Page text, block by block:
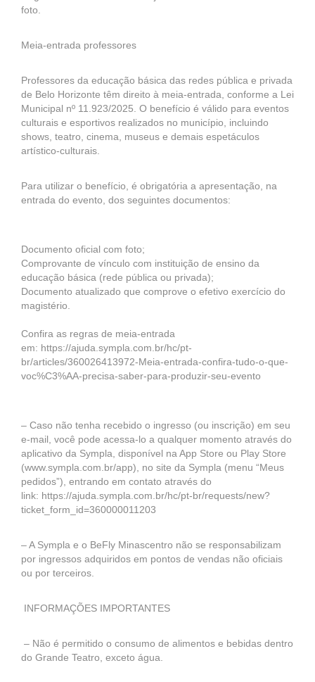
foto.
Meia-entrada professores
Professores da educação básica das redes pública e privada
de Belo Horizonte têm direito à meia-entrada, conforme a Lei
Municipal nº 11.923/2025. O benefício é válido para eventos
culturais e esportivos realizados no município, incluindo
shows, teatro, cinema, museus e demais espetáculos
artístico-culturais.
Para utilizar o benefício, é obrigatória a apresentação, na
entrada do evento, dos seguintes documentos:
Documento oficial com foto;
Comprovante de vínculo com instituição de ensino da
educação básica (rede pública ou privada);
Documento atualizado que comprove o efetivo exercício do
magistério.
Confira as regras de meia-entrada
em: https://ajuda.sympla.com.br/hc/pt-
br/articles/360026413972-Meia-entrada-confira-tudo-o-que-
voc%C3%AA-precisa-saber-para-produzir-seu-evento
– Caso não tenha recebido o ingresso (ou inscrição) em seu
e-mail, você pode acessa-lo a qualquer momento através do
aplicativo da Sympla, disponível na App Store ou Play Store
(www.sympla.com.br/app), no site da Sympla (menu “Meus
pedidos”), entrando em contato através do
link: https://ajuda.sympla.com.br/hc/pt-br/requests/new?
ticket_form_id=360000011203
– A Sympla e o BeFly Minascentro não se responsabilizam
por ingressos adquiridos em pontos de vendas não oficiais
ou por terceiros.
INFORMAÇÕES IMPORTANTES
– Não é permitido o consumo de alimentos e bebidas dentro
do Grande Teatro, exceto água.